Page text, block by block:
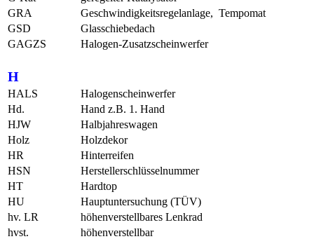
GRA
Geschwindigkeitsregelanlage, Tempomat
GSD
Glasschiebedach
GAGZS
Halogen-Zusatzscheinwerfer
H
HALS
Halogenscheinwerfer
Hd.
Hand z.B. 1. Hand
HJW
Halbjahreswagen
Holz
Holzdekor
HR
Hinterreifen
HSN
Herstellerschlüsselnummer
HT
Hardtop
HU
Hauptuntersuchung (TÜV)
hv. LR
höhenverstellbares Lenkrad
hvst.
höhenverstellbar